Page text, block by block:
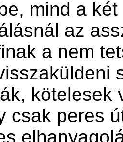
mind a
az
a nem
kötelesek
csak peres